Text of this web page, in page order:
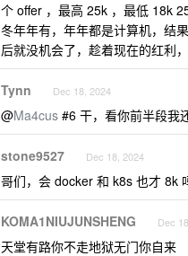
个 offer ，最高 25k ，最低 18k
冬年年有，年年都是计算机，结
后就没机会了，趁着现在的红利
Tynn Dec 18, 2024
@Ma4cus #6 干，看你前半段我
stone9527 Dec 18, 2024
哥们，会 docker 和 k8s 也才 8k
KOMA1NIUJUNSHENG Dec
天堂有路你不走地狱无门你自来